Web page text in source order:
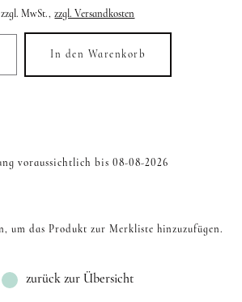
zzgl. MwSt., zzgl. Versandkosten
In den Warenkorb
voraussichtlich bis 08-08-2026
um das Produkt zur Merkliste hinzuzufügen.
zurück zur Übersicht